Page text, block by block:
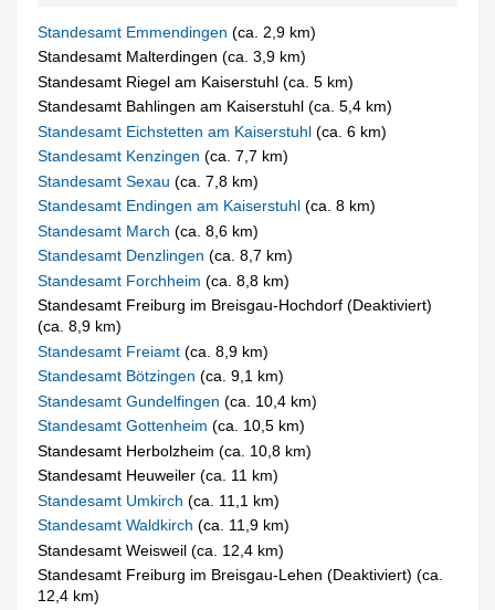
Standesamt Emmendingen(ca. 2,9 km)
Standesamt Malterdingen (ca. 3,9 km)
Standesamt Riegel am Kaiserstuhl (ca. 5 km)
Standesamt Bahlingen am Kaiserstuhl (ca. 5,4 km)
Standesamt Eichstetten am Kaiserstuhl(ca. 6 km)
Standesamt Kenzingen(ca. 7,7 km)
Standesamt Sexau(ca. 7,8 km)
Standesamt Endingen am Kaiserstuhl(ca. 8 km)
Standesamt March(ca. 8,6 km)
Standesamt Denzlingen(ca. 8,7 km)
Standesamt Forchheim(ca. 8,8 km)
Standesamt Freiburg im Breisgau-Hochdorf (Deaktiviert)
(ca. 8,9 km)
Standesamt Freiamt(ca. 8,9 km)
Standesamt Bötzingen(ca. 9,1 km)
Standesamt Gundelfingen(ca. 10,4 km)
Standesamt Gottenheim(ca. 10,5 km)
Standesamt Herbolzheim (ca. 10,8 km)
Standesamt Heuweiler (ca. 11 km)
Standesamt Umkirch(ca. 11,1 km)
Standesamt Waldkirch(ca. 11,9 km)
Standesamt Weisweil (ca. 12,4 km)
Standesamt Freiburg im Breisgau-Lehen (Deaktiviert) (ca.
12,4 km)